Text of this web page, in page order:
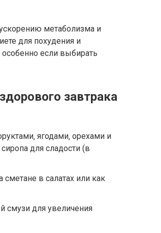
метаболизма и
для похудения и
если выбирать
завтрака
ягодами‚ орехами и
для сладости (в
сметане в салатах или как
смузи для увеличения